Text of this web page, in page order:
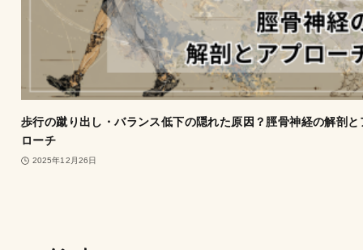
歩行の蹴り出し・バランス低下の隠れた原因？脛骨神経の解剖と
ローチ
2025年12月26日